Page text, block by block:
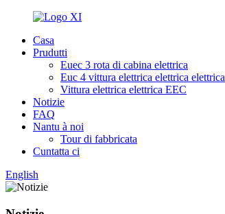
Casa
Prudutti
Euec 3 rota di cabina elettrica
Euc 4 vittura elettrica elettrica elettrica
Vittura elettrica elettrica EEC
Notizie
FAQ
Nantu à noi
Tour di fabbricata
Cuntatta ci
English